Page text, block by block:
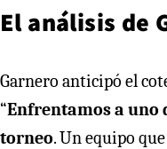
El análisis de
Garnero anticipó el
“Enfrentamos a uno
torneo. Un equipo